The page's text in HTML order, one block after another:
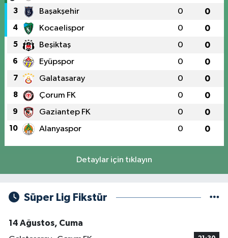
3 Başakşehir 0 0
4 Kocaelispor 0 0
5 Beşiktaş 0 0
6 Eyüpspor 0 0
7 Galatasaray 0 0
8 Çorum FK 0 0
9 Gaziantep FK 0 0
10 Alanyaspor 0 0
Detaylar için tıklayın
Süper Lig Fikstür
14 Ağustos, Cuma